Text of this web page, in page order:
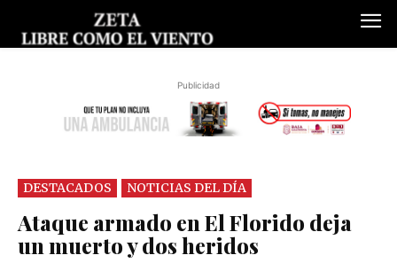
Publicidad
DESTACADOS NOTICIAS DEL DÍA
Ataque armado en El Florido deja
un muerto y dos heridos